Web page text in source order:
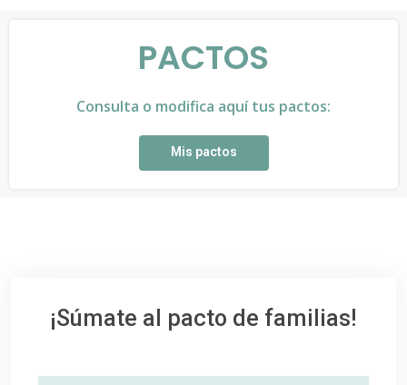
PACTOS
Consulta o modifica aquí tus pactos:
Mis pactos
¡Súmate al pacto de familias!